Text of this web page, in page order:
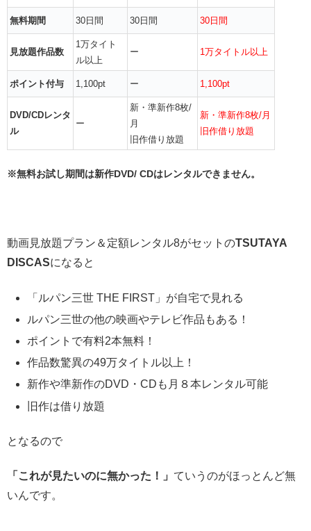
無料期間 30日間 30日間 30日間
見放題作品数
1万タイト
ル以上
ー 1万タイトル以上
ポイント付与 1,100pt ー 1,100pt
DVD/CDレンタ
ル
ー
新・準新作8枚/
月
旧作借り放題
新・準新作8枚/月
旧作借り放題
※無料お試し期間は新作DVD/ CDはレンタルできません。
動画見放題プラン＆定額レンタル8がセットのTSUTAYA
DISCASになると
「ルパン三世 THE FIRST」が自宅で見れる
ルパン三世の他の映画やテレビ作品もある！
ポイントで有料2本無料！
作品数驚異の49万タイトル以上！
新作や準新作のDVD・CDも月８本レンタル可能
旧作は借り放題
となるので
「これが見たいのに無かった！」 ていうのがほっとんど無
いんです。